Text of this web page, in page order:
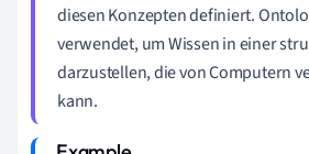
diesen Konzepten definiert.
verwendet, um Wissen in einer
darzustellen, die von Computern
kann.